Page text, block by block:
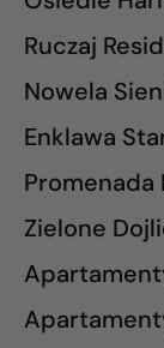
Ruczaj
Nowela
Enklawa
Promenada
Zielone